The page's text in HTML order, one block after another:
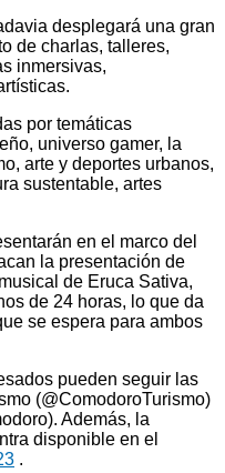
desplegará una gran
de charlas, talleres,
inmersivas,
por temáticas
universo gamer, la
arte y deportes urbanos,
sustentable, artes
en el marco del
la presentación de
de Eruca Sativa,
de 24 horas, lo que da
se espera para ambos
pueden seguir las
(@ComodoroTurismo)
Además, la
disponible en el
.